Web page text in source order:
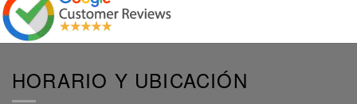
HORARIO Y UBICACIÓN